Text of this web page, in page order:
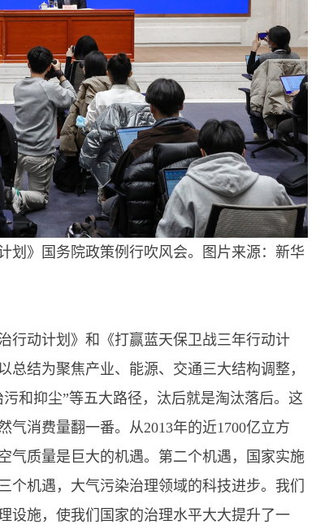
划》国务院政策例行吹风会。图片来源：新华
行动计划》和《打赢蓝天保卫战三年行动计
结为聚焦产业、能源、交通三大结构调整，
和抑尘”等五大路径，汰后就是淘汰落后。这
消费量翻一番。从2013年的近1700亿立方
气质量是巨大的机遇。第二个机遇，国家实施
机遇，大气污染治理领域的科技进步。我们
设施，使我们国家的治理水平大大提升了一